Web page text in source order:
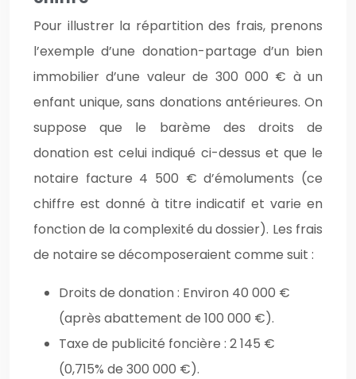
Pour illustrer la répartition des frais, prenons
l’exemple d’une donation-partage d’un bien
immobilier d’une valeur de 300 000 € à un
enfant unique, sans donations antérieures. On
suppose que le barème des droits de
donation est celui indiqué ci-dessus et que le
notaire facture 4 500 € d’émoluments (ce
chiffre est donné à titre indicatif et varie en
fonction de la complexité du dossier). Les frais
de notaire se décomposeraient comme suit :
Droits de donation : Environ 40 000 €
(après abattement de 100 000 €).
Taxe de publicité foncière : 2 145 €
(0,715% de 300 000 €).